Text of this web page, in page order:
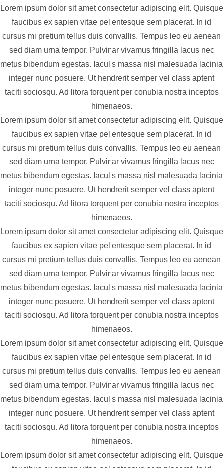
Lorem ipsum dolor sit amet consectetur adipiscing elit. Quisque
faucibus ex sapien vitae pellentesque sem placerat. In id
cursus mi pretium tellus duis convallis. Tempus leo eu aenean
sed diam urna tempor. Pulvinar vivamus fringilla lacus nec
metus bibendum egestas. Iaculis massa nisl malesuada lacinia
integer nunc posuere. Ut hendrerit semper vel class aptent
taciti sociosqu. Ad litora torquent per conubia nostra inceptos
himenaeos.
Lorem ipsum dolor sit amet consectetur adipiscing elit. Quisque
faucibus ex sapien vitae pellentesque sem placerat. In id
cursus mi pretium tellus duis convallis. Tempus leo eu aenean
sed diam urna tempor. Pulvinar vivamus fringilla lacus nec
metus bibendum egestas. Iaculis massa nisl malesuada lacinia
integer nunc posuere. Ut hendrerit semper vel class aptent
taciti sociosqu. Ad litora torquent per conubia nostra inceptos
himenaeos.
Lorem ipsum dolor sit amet consectetur adipiscing elit. Quisque
faucibus ex sapien vitae pellentesque sem placerat. In id
cursus mi pretium tellus duis convallis. Tempus leo eu aenean
sed diam urna tempor. Pulvinar vivamus fringilla lacus nec
metus bibendum egestas. Iaculis massa nisl malesuada lacinia
integer nunc posuere. Ut hendrerit semper vel class aptent
taciti sociosqu. Ad litora torquent per conubia nostra inceptos
himenaeos.
Lorem ipsum dolor sit amet consectetur adipiscing elit. Quisque
faucibus ex sapien vitae pellentesque sem placerat. In id
cursus mi pretium tellus duis convallis. Tempus leo eu aenean
sed diam urna tempor. Pulvinar vivamus fringilla lacus nec
metus bibendum egestas. Iaculis massa nisl malesuada lacinia
integer nunc posuere. Ut hendrerit semper vel class aptent
taciti sociosqu. Ad litora torquent per conubia nostra inceptos
himenaeos.
Lorem ipsum dolor sit amet consectetur adipiscing elit. Quisque